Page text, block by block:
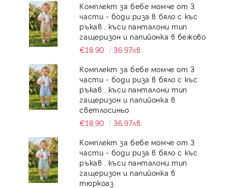
Комплект за бебе момче от 3
части - боди риза в бяло с къс
ръкав , къси панталони тип
гащеризон и папийонка в бежово
€18.90
36.97лв.
Комплект за бебе момче от 3
части - боди риза в бяло с къс
ръкав , къси панталони тип
гащеризон и папийонка в
светлосиньо
€18.90
36.97лв.
Комплект за бебе момче от 3
части - боди риза в бяло с къс
ръкав , къси панталони тип
гащеризон и папийонка в
тюркоаз